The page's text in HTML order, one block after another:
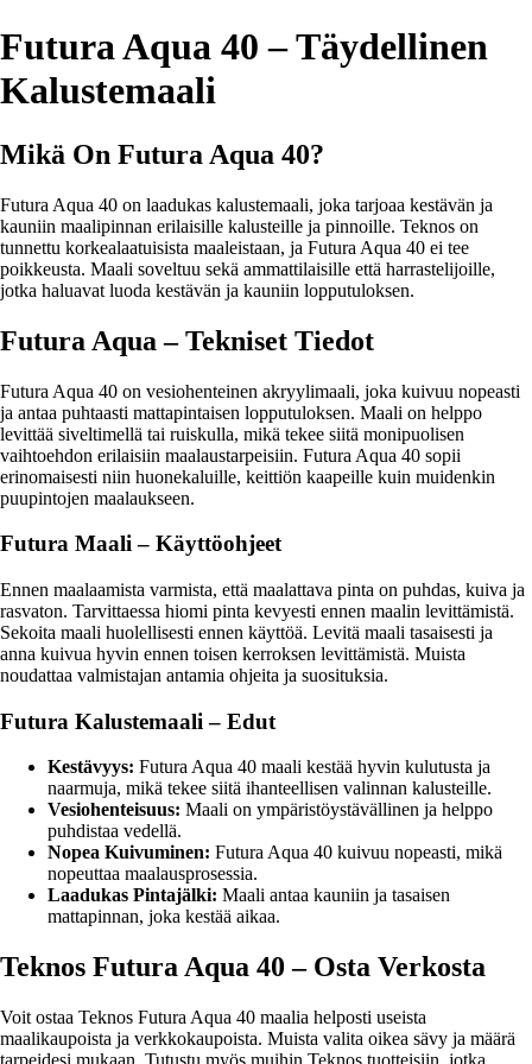
Futura Aqua 40 – Täydellinen
Kalustemaali
Mikä On Futura Aqua 40?
Futura Aqua 40 on laadukas kalustemaali, joka tarjoaa kestävän ja
kauniin maalipinnan erilaisille kalusteille ja pinnoille. Teknos on
tunnettu korkealaatuisista maaleistaan, ja Futura Aqua 40 ei tee
poikkeusta. Maali soveltuu sekä ammattilaisille että harrastelijoille,
jotka haluavat luoda kestävän ja kauniin lopputuloksen.
Futura Aqua – Tekniset Tiedot
Futura Aqua 40 on vesiohenteinen akryylimaali, joka kuivuu nopeasti
ja antaa puhtaasti mattapintaisen lopputuloksen. Maali on helppo
levittää siveltimellä tai ruiskulla, mikä tekee siitä monipuolisen
vaihtoehdon erilaisiin maalaustarpeisiin. Futura Aqua 40 sopii
erinomaisesti niin huonekaluille, keittiön kaapeille kuin muidenkin
puupintojen maalaukseen.
Futura Maali – Käyttöohjeet
Ennen maalaamista varmista, että maalattava pinta on puhdas, kuiva ja
rasvaton. Tarvittaessa hiomi pinta kevyesti ennen maalin levittämistä.
Sekoita maali huolellisesti ennen käyttöä. Levitä maali tasaisesti ja
anna kuivua hyvin ennen toisen kerroksen levittämistä. Muista
noudattaa valmistajan antamia ohjeita ja suosituksia.
Futura Kalustemaali – Edut
Kestävyys: Futura Aqua 40 maali kestää hyvin kulutusta ja
naarmuja, mikä tekee siitä ihanteellisen valinnan kalusteille.
Vesiohenteisuus: Maali on ympäristöystävällinen ja helppo
puhdistaa vedellä.
Nopea Kuivuminen: Futura Aqua 40 kuivuu nopeasti, mikä
nopeuttaa maalausprosessia.
Laadukas Pintajälki: Maali antaa kauniin ja tasaisen
mattapinnan, joka kestää aikaa.
Teknos Futura Aqua 40 – Osta Verkosta
Voit ostaa Teknos Futura Aqua 40 maalia helposti useista
maalikaupoista ja verkkokaupoista. Muista valita oikea sävy ja määrä